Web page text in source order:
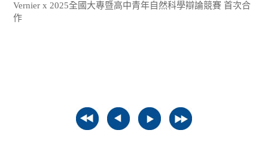
Vernier x 2025全國大專暨高中青年自然科學辯論競賽 首次合
作